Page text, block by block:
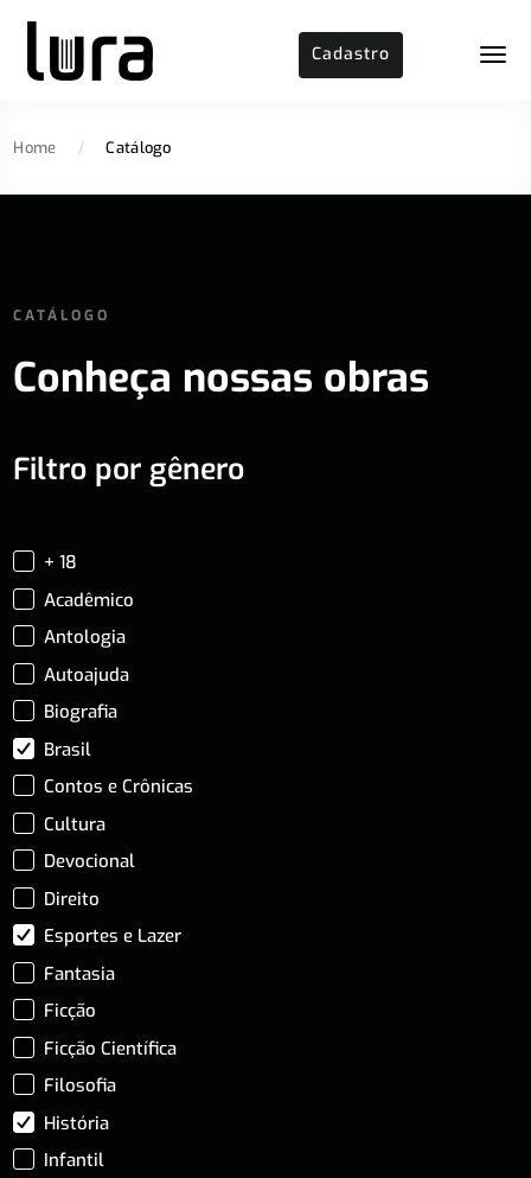
Cadastro
Home / Catálogo
CATÁLOGO
Conheça nossas obras
Filtro por gênero
+ 18
Acadêmico
Antologia
Autoajuda
Biografia
Brasil
Contos e Crônicas
Cultura
Devocional
Direito
Esportes e Lazer
Fantasia
Ficção
Ficção Científica
Filosofia
História
Infantil